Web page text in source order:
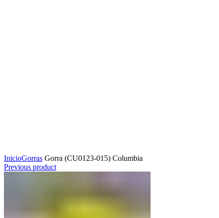
InicioGorras Gorra (CU0123-015) Columbia
Previous product